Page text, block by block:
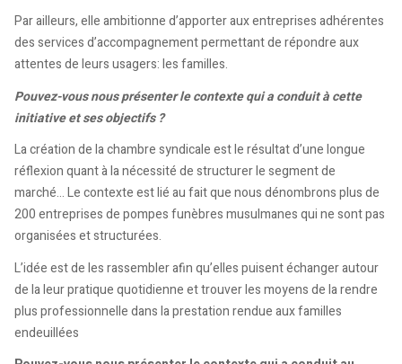
Par ailleurs, elle ambitionne d’apporter aux entreprises adhérentes
des services d’accompagnement permettant de répondre aux
attentes de leurs usagers: les familles.
Pouvez-vous nous présenter le contexte qui a conduit à cette
initiative et ses objectifs ?
La création de la chambre syndicale est le résultat d’une longue
réflexion quant à la nécessité de structurer le segment de
marché… Le contexte est lié au fait que nous dénombrons plus de
200 entreprises de pompes funèbres musulmanes qui ne sont pas
organisées et structurées.
L’idée est de les rassembler afin qu’elles puisent échanger autour
de la leur pratique quotidienne et trouver les moyens de la rendre
plus professionnelle dans la prestation rendue aux familles
endeuillées